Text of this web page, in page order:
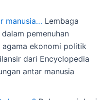
manusia… Lembaga
pemenuhan
ekonomi politik
dari Encyclopedia
antar manusia